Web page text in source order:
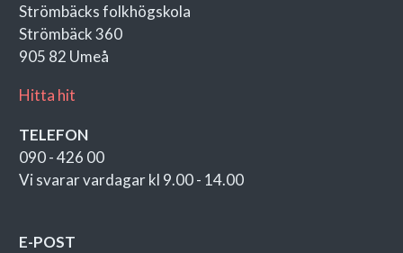
Strömbäcks folkhögskola
Strömbäck 360
905 82 Umeå
Hitta hit
TELEFON
090 - 426 00
Vi svarar vardagar kl 9.00 - 14.00
E-POST